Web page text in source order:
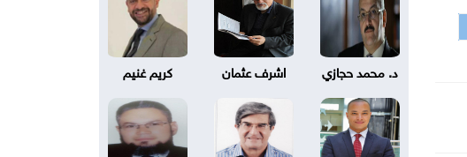
د. محمد حجازي اشرف عثمان كريم غنيم